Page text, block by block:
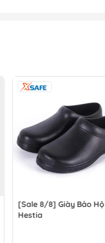
[Sale 8/8] Giày Bảo Hộ
Hestia